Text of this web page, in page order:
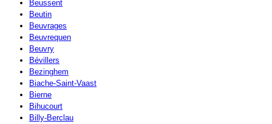
Beussent
Beutin
Beuvrages
Beuvrequen
Beuvry
Bévillers
Bezinghem
Biache-Saint-Vaast
Bierne
Bihucourt
Billy-Berclau